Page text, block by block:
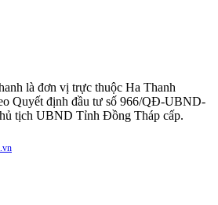
là đơn vị trực thuộc Ha Thanh
Quyết định đầu tư số 966/QĐ-UBND-
tịch UBND Tỉnh Đồng Tháp cấp.